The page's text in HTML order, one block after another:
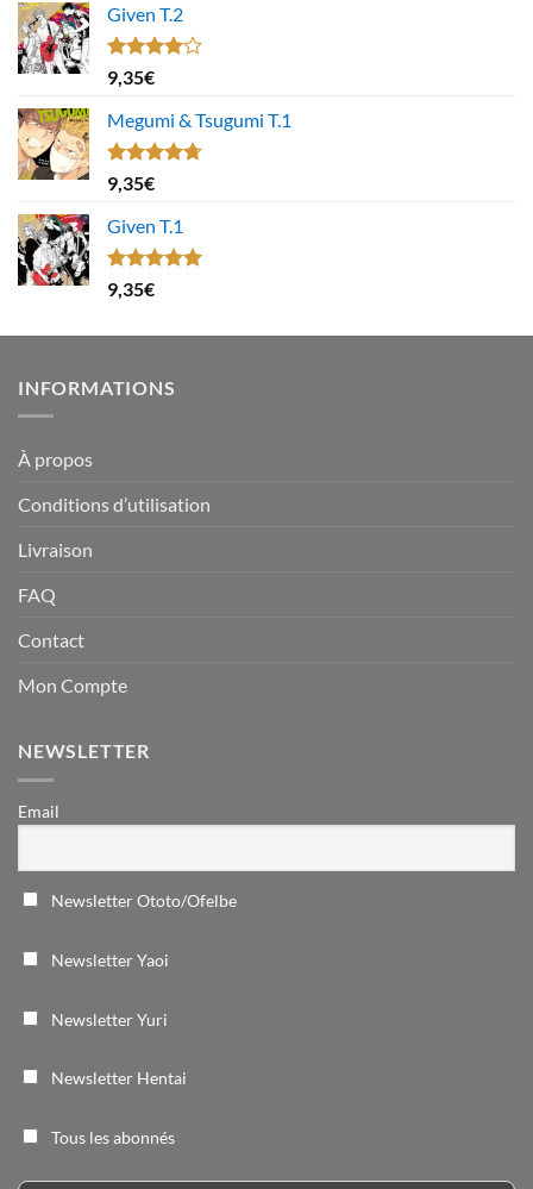
Given T.2
Note
4.00
5
9,35€
Megumi & Tsugumi T.1
Note4.67
sur 5
9,35€
Given T.1
Note5.00
sur 5
9,35€
INFORMATIONS
À propos
Conditions d’utilisation
Livraison
FAQ
Contact
Mon Compte
NEWSLETTER
Email
Newsletter Ototo/Ofelbe
Newsletter Yaoi
Newsletter Yuri
Newsletter Hentai
Tous les abonnés